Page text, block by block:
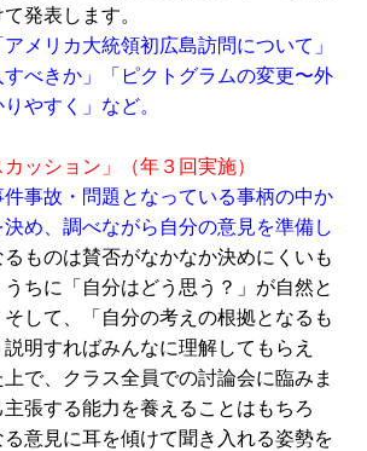
発表します。
メリカ大統領初広島訪問について」
すべきか」「ピクトグラムの変更〜外
やすく」など。
ッション」（年３回実施）
事故・問題となっている事柄の中か
め、調べながら自分の意見を準備し
ものは賛否がなかなか決めにくいも
ちに「自分はどう思う？」が自然と
して、「自分の考えの根拠となるも
明すればみんなに理解してもらえ
で、クラス全員での討論会に臨みま
張する能力を養えることはもちろ
意見に耳を傾けて聞き入れる姿勢を